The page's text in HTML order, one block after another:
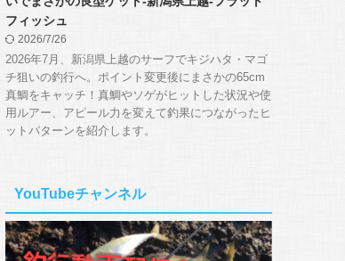
フィッシュ
2026/7/26
2026年7月、新潟県上越のサーフでキジハタ・マゴ
チ狙いの釣行へ。ポイント変更後にまさかの65cm
真鯛をキャッチ！真鯛やソゲがヒットした状況や使
用ルアー、アピール力を変えて釣果につながったヒ
ットパターンを紹介します。
YouTubeチャンネル